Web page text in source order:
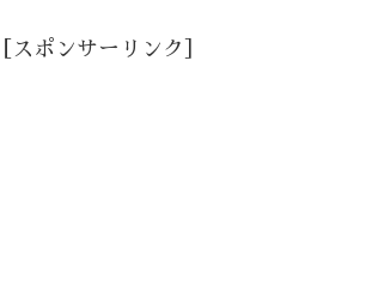
［スポンサーリンク］